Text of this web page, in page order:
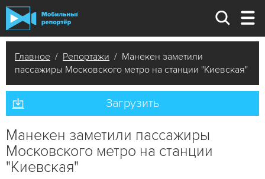
Главное / Репортажи / Манекен заметили
пассажиры Московского метро на станции "Киевская"
Загрузить
Манекен заметили пассажиры
Московского метро на станции
"Киевская"